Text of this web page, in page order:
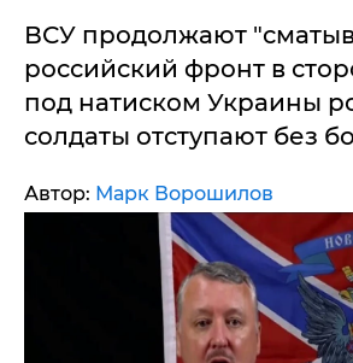
ВСУ продолжают
российский фронт в
под натиском Украины
солдаты отступают без
Автор: Марк Ворошилов